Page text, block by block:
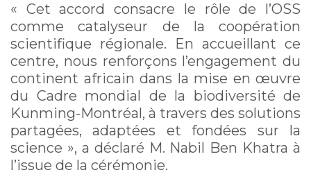
« Cet accord consacre le rôle de l’OSS
comme catalyseur de la coopération
scientifique régionale. En accueillant ce
centre, nous renforçons l’engagement du
continent africain dans la mise en œuvre
du Cadre mondial de la biodiversité de
Kunming-Montréal, à travers des solutions
partagées, adaptées et fondées sur la
science », a déclaré M. Nabil Ben Khatra à
l’issue de la cérémonie.